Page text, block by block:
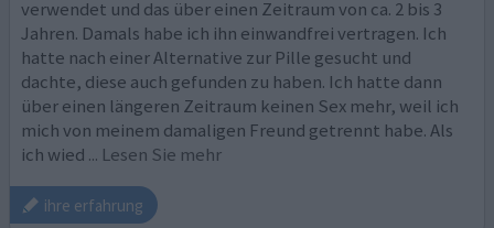
verwendet und das über einen Zeitraum von ca. 2 bis 3
Jahren. Damals habe ich ihn einwandfrei vertragen. Ich
hatte nach einer Alternative zur Pille gesucht und
dachte, diese auch gefunden zu haben. Ich hatte dann
über einen längeren Zeitraum keinen Sex mehr, weil ich
mich von meinem damaligen Freund getrennt habe. Als
ich wied ... Lesen Sie mehr
ihre erfahrung